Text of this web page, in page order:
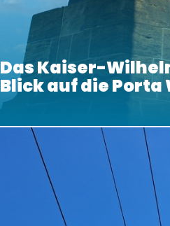
Das Kaiser-
Blick auf die